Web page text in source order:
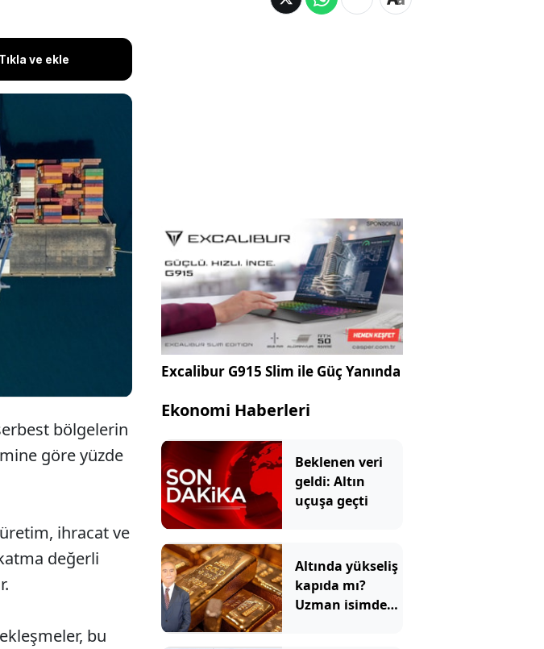
ve ekle
dört ayında geçen
milyar dolara ulaştı.
doları aşan dış
sürdürdü.
bölgelerin
göre yüzde
ihracat ve
değerli
bu
Excalibur G915 Slim ile Güç Yanında
Ekonomi Haberleri
Beklenen veri
geldi: Altın
uçuşa geçti
Altında yükseliş
kapıda mı?
Uzman isimden